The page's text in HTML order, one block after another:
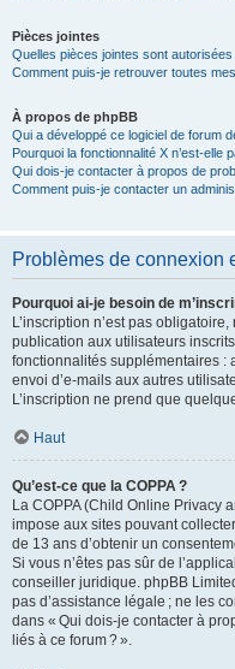
Pièces jointes
Quelles pièces jointes sont
Comment puis-je retrouver toutes
À propos de phpBB
Qui a développé ce logiciel de forum
Pourquoi la fonctionnalité X n’est-elle
Qui dois-je contacter à propos de
Comment puis-je contacter un
Problèmes de connexion
Pourquoi ai-je besoin de
L’inscription n’est pas
publication aux utilisateurs
fonctionnalités supplémentaires :
envoi d’e-mails aux autres
L’inscription ne prend que
Haut
Qu’est-ce que la COPPA ?
La COPPA (Child Online Privacy
impose aux sites pouvant
de 13 ans d’obtenir un
Si vous n’êtes pas sûr de
conseiller juridique. phpBB
pas d’assistance légale ; ne les
dans « Qui dois-je contacter à
liés à ce forum ? ».